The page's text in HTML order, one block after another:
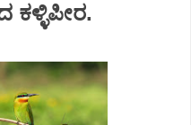
ಕಳ್ಳಿಪೀರ.